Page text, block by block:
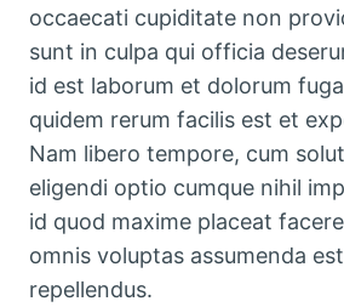
occaecati cupiditate non
sunt in culpa qui officia
id est laborum et dolorum
quidem rerum facilis est et
Nam libero tempore, cum
eligendi optio cumque nihil
id quod maxime placeat
omnis voluptas assumenda
repellendus.